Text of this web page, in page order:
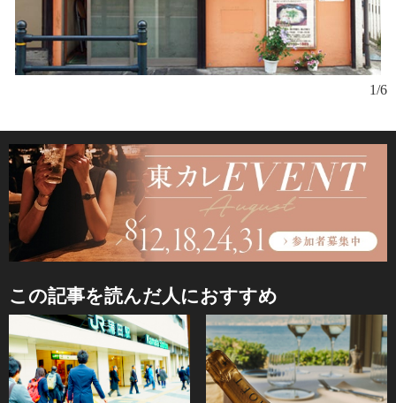
蒲
1/6
この記事を読んだ人におすすめ